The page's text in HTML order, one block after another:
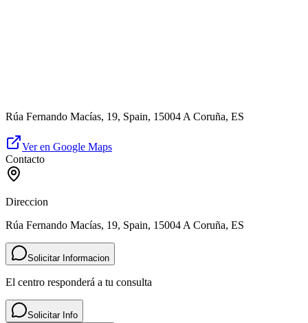
Rúa Fernando Macías, 19, Spain, 15004 A Coruña, ES
Ver en Google Maps
Contacto
Direccion
Rúa Fernando Macías, 19, Spain, 15004 A Coruña, ES
Solicitar Informacion
El centro responderá a tu consulta
Solicitar Info